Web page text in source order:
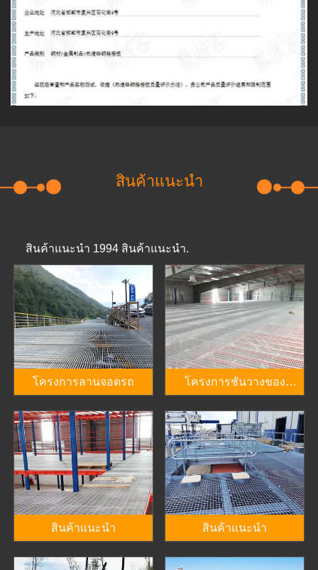
สินค้าแนะนำ
สินค้าแนะนำ 1994 สินค้าแนะนำ.
โครงการลานจอดรถ
โครงการชั้นวางของ
เวียดนาม
สินค้าแนะนำ สินค้าแนะนำ